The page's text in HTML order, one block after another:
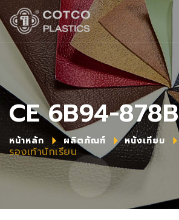
CE 6B94-878B
หน้าหลัก ผลิตภัณฑ์ หนังเทียม
รองเท้านักเรียน